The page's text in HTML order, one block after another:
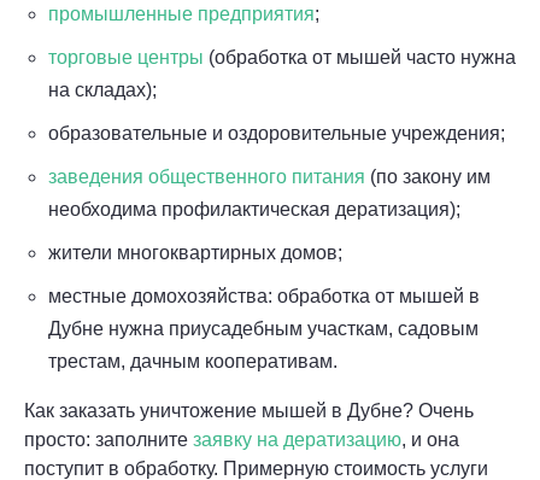
промышленные предприятия;
торговые центры (обработка от мышей часто нужна
на складах);
образовательные и оздоровительные учреждения;
заведения общественного питания (по закону им
необходима профилактическая дератизация);
жители многоквартирных домов;
местные домохозяйства: обработка от мышей в
Дубне нужна приусадебным участкам, садовым
трестам, дачным кооперативам.
Как заказать уничтожение мышей в Дубне? Очень
просто: заполните заявку на дератизацию, и она
поступит в обработку. Примерную стоимость услуги